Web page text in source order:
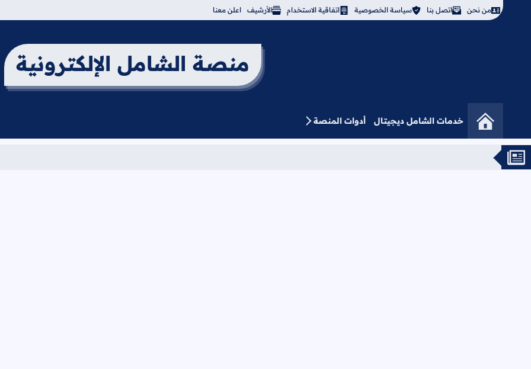
من نحن اتصل بنا سياسة الخصوصية اتفاقية الاستخدام الأرشيف اعلن معنا
منصة الشامل الإلكترونية
خدمات الشامل ديجيتال أدوات المنصة